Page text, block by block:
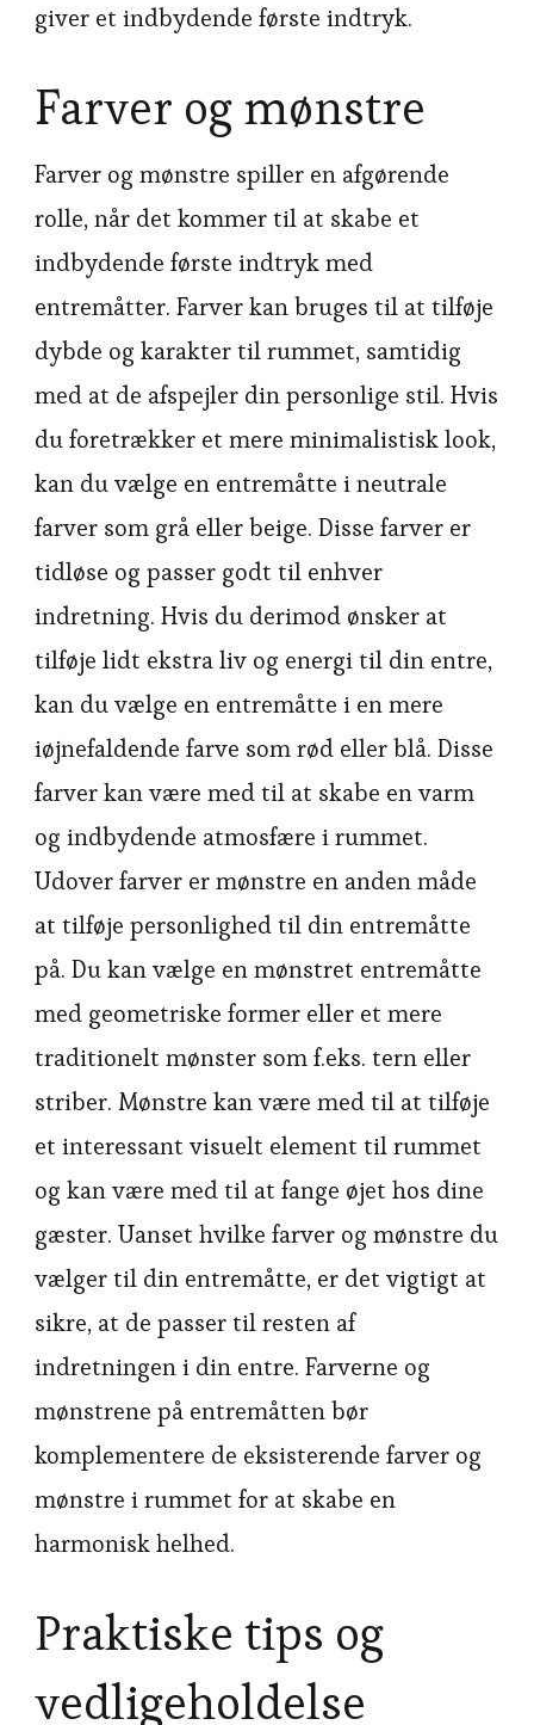
giver et indbydende første indtryk.
Farver og mønstre
Farver og mønstre spiller en afgørende
rolle, når det kommer til at skabe et
indbydende første indtryk med
entremåtter. Farver kan bruges til at tilføje
dybde og karakter til rummet, samtidig
med at de afspejler din personlige stil. Hvis
du foretrækker et mere minimalistisk look,
kan du vælge en entremåtte i neutrale
farver som grå eller beige. Disse farver er
tidløse og passer godt til enhver
indretning. Hvis du derimod ønsker at
tilføje lidt ekstra liv og energi til din entre,
kan du vælge en entremåtte i en mere
iøjnefaldende farve som rød eller blå. Disse
farver kan være med til at skabe en varm
og indbydende atmosfære i rummet.
Udover farver er mønstre en anden måde
at tilføje personlighed til din entremåtte
på. Du kan vælge en mønstret entremåtte
med geometriske former eller et mere
traditionelt mønster som f.eks. tern eller
striber. Mønstre kan være med til at tilføje
et interessant visuelt element til rummet
og kan være med til at fange øjet hos dine
gæster. Uanset hvilke farver og mønstre du
vælger til din entremåtte, er det vigtigt at
sikre, at de passer til resten af
indretningen i din entre. Farverne og
mønstrene på entremåtten bør
komplementere de eksisterende farver og
mønstre i rummet for at skabe en
harmonisk helhed.
Praktiske tips og
vedligeholdelse